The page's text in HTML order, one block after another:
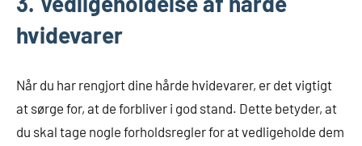
hvidevarer
Når du har rengjort dine hårde hvidevarer, er det vigtigt
at sørge for, at de forbliver i god stand. Dette betyder, at
du skal tage nogle forholdsregler for at vedligeholde dem